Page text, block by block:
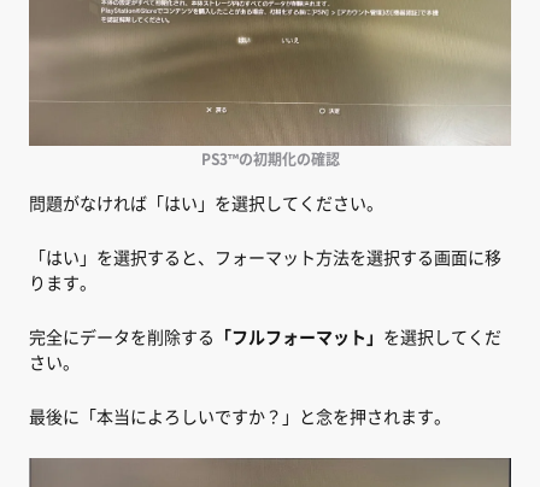
PS3™の初期化の確認
問題がなければ「はい」を選択してください。
「はい」を選択すると、フォーマット方法を選択する画面に移
ります。
完全にデータを削除する 「フルフォーマット」 を選択してくだ
さい。
最後に「本当によろしいですか？」と念を押されます。